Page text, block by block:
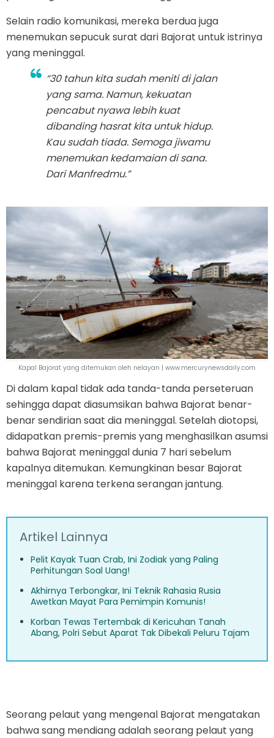
Selain radio komunikasi, mereka berdua juga
menemukan sepucuk surat dari Bajorat untuk istrinya
yang meninggal.
“30 tahun kita sudah meniti di jalan
yang sama. Namun, kekuatan
pencabut nyawa lebih kuat
dibanding hasrat kita untuk hidup.
Kau sudah tiada. Semoga jiwamu
menemukan kedamaian di sana.
Dari Manfredmu.”
Kapal Bajorat yang ditemukan oleh nelayan | www.mercurynewsdaily.com
Di dalam kapal tidak ada tanda-tanda perseteruan
sehingga dapat diasumsikan bahwa Bajorat benar-
benar sendirian saat dia meninggal. Setelah diotopsi,
didapatkan premis-premis yang menghasilkan asumsi
bahwa Bajorat meninggal dunia 7 hari sebelum
kapalnya ditemukan. Kemungkinan besar Bajorat
meninggal karena terkena serangan jantung.
Artikel Lainnya
Pelit Kayak Tuan Crab, Ini Zodiak yang Paling
Perhitungan Soal Uang!
Akhirnya Terbongkar, Ini Teknik Rahasia Rusia
Awetkan Mayat Para Pemimpin Komunis!
Korban Tewas Tertembak di Kericuhan Tanah
Abang, Polri Sebut Aparat Tak Dibekali Peluru Tajam
Seorang pelaut yang mengenal Bajorat mengatakan
bahwa sang mendiang adalah seorang pelaut yang